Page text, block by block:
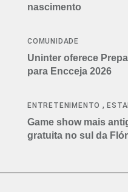
nascimento
COMUNIDADE
Uninter oferece
para Encceja 2026
ENTRETENIMENTO ,
Game show mais
gratuita no sul da